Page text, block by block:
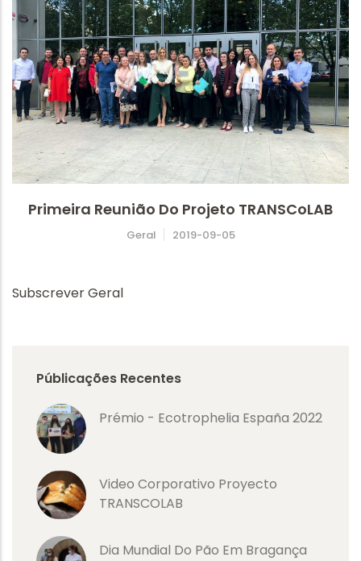
Primeira Reunião Do Projeto TRANSCoLAB
Geral 2019-09-05
Subscrever Geral
Públicações Recentes
Prémio - Ecotrophelia España 2022
Video Corporativo Proyecto
TRANSCOLAB
Dia Mundial Do Pão Em Bragança